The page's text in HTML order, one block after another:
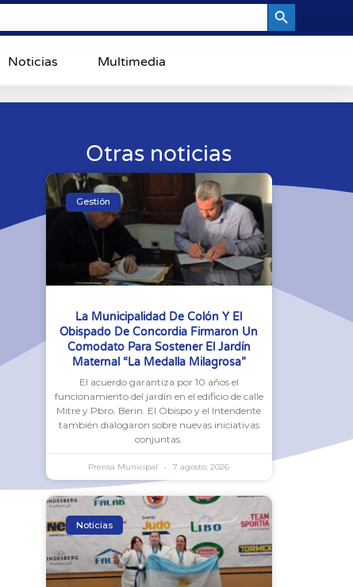
Noticias Multimedia
Otras noticias
Gestión
La Municipalidad De Colón Y El
Obispado De Concordia Firmaron Un
Comodato Para Sostener El Jardín
Maternal “La Medalla Milagrosa”
El acuerdo garantiza por 10 años el
funcionamiento del jardín en el edificio de calle
Mitre y Pbro. Berin. El Obispo y el Intendente
también dialogaron sobre nuevas iniciativas
conjuntas.
Prensa Municipal 7 agosto, 2026
Noticias